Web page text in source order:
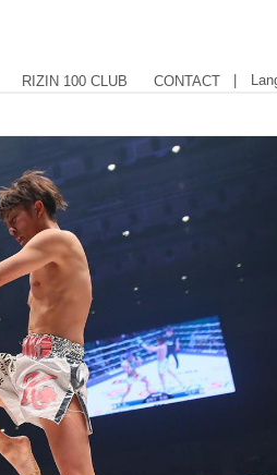
RIZIN 100 CLUB CONTACT |